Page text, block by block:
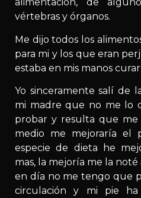
vértebras y órganos.
Me dijo todos los
para mi y los que eran
estaba en mis manos
Yo sinceramente salí de
mi madre que no me lo
probar y resulta que
medio me mejoraría el
especie de dieta he
mas, la mejoría me la noté
en día no me tengo que
circulación y mi pie ha